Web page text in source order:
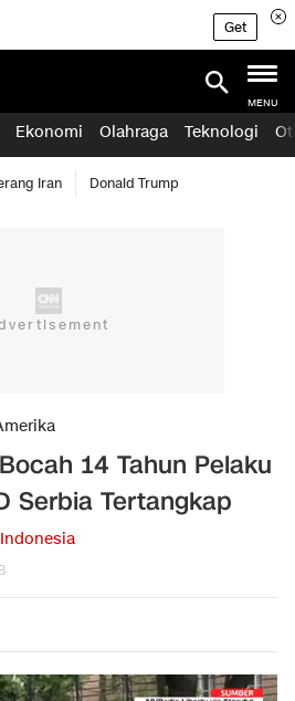
Get
MENU
Ekonomi Olahraga Teknologi
Iran Donald Trump
14 Tahun Pelaku
Serbia Tertangkap